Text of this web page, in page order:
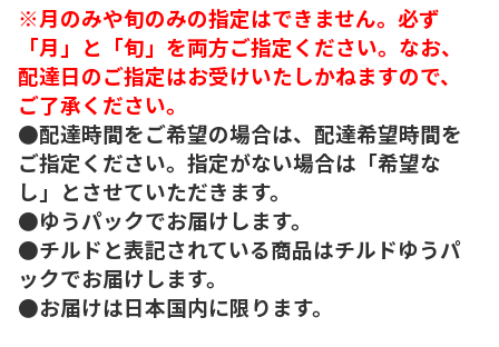
※月のみや旬のみの指定はできません。必ず
「月」と「旬」を両方ご指定ください。なお、
配達日のご指定はお受けいたしかねますので、
ご了承ください。
●配達時間をご希望の場合は、配達希望時間を
ご指定ください。指定がない場合は「希望な
し」とさせていただきます。
●ゆうパックでお届けします。
●チルドと表記されている商品はチルドゆうパ
ックでお届けします。
●お届けは日本国内に限ります。